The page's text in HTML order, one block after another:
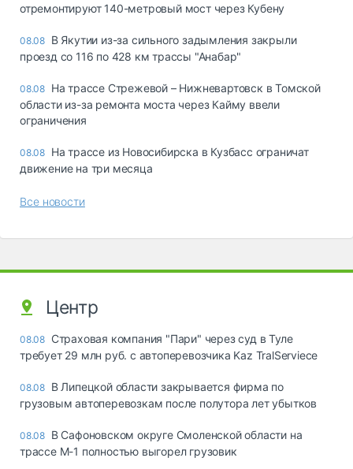
отремонтируют 140-метровый мост через Кубену
08.08 В Якутии из-за сильного задымления закрыли
проезд со 116 по 428 км трассы "Анабар"
08.08 На трассе Стрежевой – Нижневартовск в Томской
области из-за ремонта моста через Кайму ввели
ограничения
08.08 На трассе из Новосибирска в Кузбасс ограничат
движение на три месяца
Все новости
Центр
08.08 Страховая компания "Пари" через суд в Туле
требует 29 млн руб. с автоперевозчика Kaz TralServiece
08.08 В Липецкой области закрывается фирма по
грузовым автоперевозкам после полутора лет убытков
08.08 В Сафоновском округе Смоленской области на
трассе М-1 полностью выгорел грузовик